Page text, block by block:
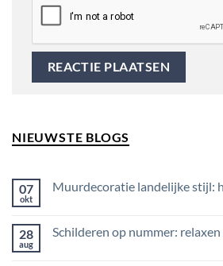
NIEUWSTE BLOGS
07
okt
Muurdecoratie landelijke stijl:
Muurdecoratie
28
aug
Schilderen op nummer: relaxen